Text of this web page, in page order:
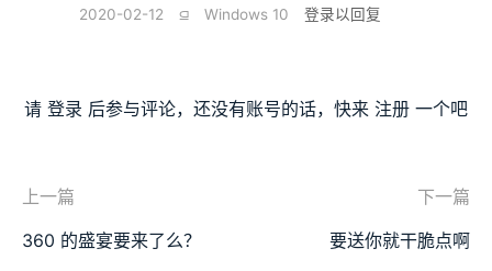
2020-02-12 ⫑ Windows 10 登录以回复
请 登录 后参与评论，还没有账号的话，快来 注册 一个吧
上一篇
360 的盛宴要来了么？
下一篇
要送你就干脆点啊